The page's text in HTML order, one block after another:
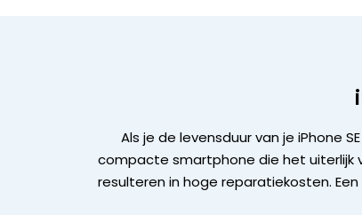
Als je de levensduur van je iPhone
compacte smartphone die het uiterlijk
resulteren in hoge reparatiekosten.